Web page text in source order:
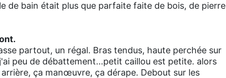
de bain était plus que parfaite faite de bois, de pierre
partout, un régal. Bras tendus, haute perchée sur
peu de débattement...petit caillou est petite. alors
ça manœuvre, ça dérape. Debout sur les